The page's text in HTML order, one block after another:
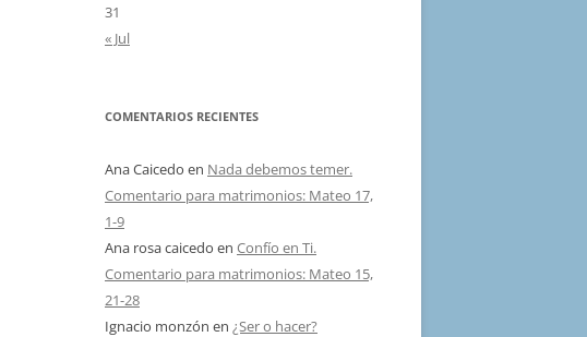
31
« Jul
COMENTARIOS RECIENTES
Ana Caicedo en Nada debemos temer.
Comentario para matrimonios: Mateo 17,
1-9
Ana rosa caicedo en Confío en Ti.
Comentario para matrimonios: Mateo 15,
21-28
Ignacio monzón en ¿Ser o hacer?